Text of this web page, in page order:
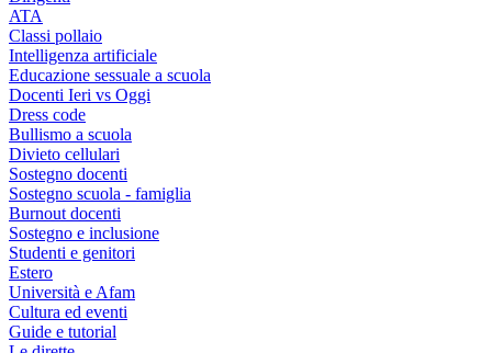
ATA
Classi pollaio
Intelligenza artificiale
Educazione sessuale a scuola
Docenti Ieri vs Oggi
Dress code
Bullismo a scuola
Divieto cellulari
Sostegno docenti
Sostegno scuola - famiglia
Burnout docenti
Sostegno e inclusione
Studenti e genitori
Estero
Università e Afam
Cultura ed eventi
Guide e tutorial